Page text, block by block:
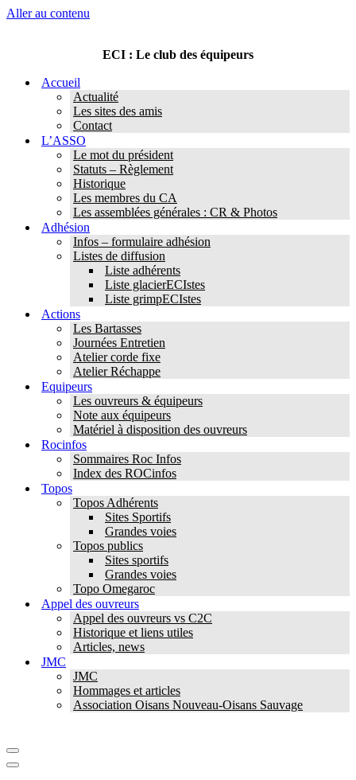
Aller au contenu
ECI : Le club des équipeurs
Accueil
Actualité
Les sites des amis
Contact
L’ASSO
Le mot du président
Statuts – Règlement
Historique
Les membres du CA
Les assemblées générales : CR & Photos
Adhésion
Infos – formulaire adhésion
Listes de diffusion
Liste adhérents
Liste glacierECIstes
Liste grimpECIstes
Actions
Les Bartasses
Journées Entretien
Atelier corde fixe
Atelier Réchappe
Equipeurs
Les ouvreurs & équipeurs
Note aux équipeurs
Matériel à disposition des ouvreurs
Rocinfos
Sommaires Roc Infos
Index des ROCinfos
Topos
Topos Adhérents
Sites Sportifs
Grandes voies
Topos publics
Sites sportifs
Grandes voies
Topo Omegaroc
Appel des ouvreurs
Appel des ouvreurs vs C2C
Historique et liens utiles
Articles, news
JMC
JMC
Hommages et articles
Association Oisans Nouveau-Oisans Sauvage
Menu
de
Menu